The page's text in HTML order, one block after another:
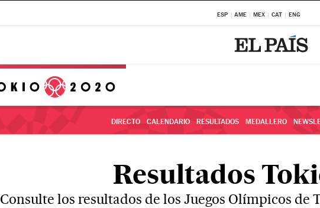
ESP AME MEX CAT ENG
DIRECTO CALENDARIO RESULTADOS MEDALLERO
Resultados
Consulte los resultados de los Juegos Olímpicos de